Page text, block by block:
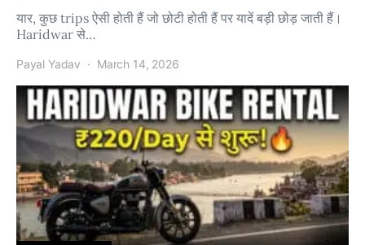
यार, कुछ trips ऐसी होती हैं जो छोटी होती हैं पर यादें बड़ी छोड़ जाती हैं।
Haridwar से…
Payal Yadav March 14, 2026